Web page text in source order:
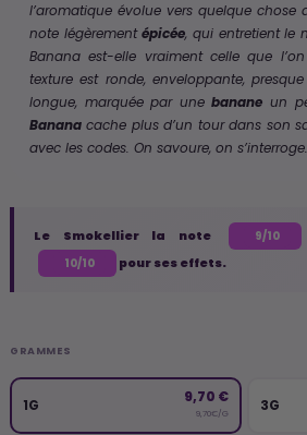
l’aromatique évolue vers quelque chose
note légèrementépicée, qui entretient le
Banana est-elle vraiment celle que
texture est ronde, enveloppante,
longue, marquée par unebanane un
Banana cache plus d’un tour dans son
avec les codes. On savoure, on
Le Smokellier la note 9/10
10/10 pour ses effets.
GRAMMES
1G 9,70 €
9,70€/G 3G